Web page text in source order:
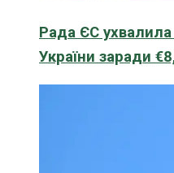
Рада ЄС
України заради